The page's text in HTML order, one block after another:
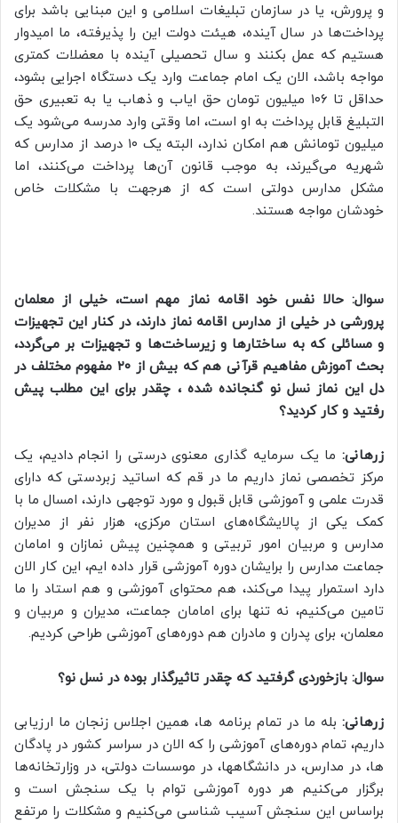
و پرورش، یا در سازمان تبلیغات اسلامی و این مبنایی باشد برای
پرداخت‌ها در سال آینده، هیئت دولت این را پذیرفته، ما امیدوار
هستیم که عمل بکنند و سال تحصیلی آینده با معضلات کمتری
مواجه باشد، الان یک امام جماعت وارد یک دستگاه اجرایی بشود،
حداقل تا ۱۰۶ میلیون تومان حق ایاب و ذهاب یا به تعبیری حق
التبلیغ قابل پرداخت به او است، اما وقتی وارد مدرسه می‌شود یک
میلیون تومانش هم امکان ندارد، البته یک ۱۰ درصد از مدارس که
شهریه می‌گیرند، به موجب قانون آن‌ها پرداخت می‌کنند، اما
مشکل مدارس دولتی است که از هرجهت با مشکلات خاص
خودشان مواجه هستند.
سوال: حالا نفس خود اقامه نماز مهم است، خیلی از معلمان
پرورشی در خیلی از مدارس اقامه نماز دارند، در کنار این تجهیزات
و مسائلی که به ساختار‌ها و زیرساخت‌ها و تجهیزات بر می‌گردد،
بحث آموزش مفاهیم قرآنی هم که بیش از ۲۰ مفهوم مختلف در
دل این نماز نسل نو گنجانده شده ، چقدر برای این مطلب پیش
رفتید و کار کردید؟
زرهانی: ما یک سرمایه گذاری معنوی درستی را انجام دادیم، یک
مرکز تخصصی نماز داریم ما در قم که اساتید زبردستی که دارای
قدرت علمی و آموزشی قابل قبول و مورد توجهی دارند، امسال ما با
کمک یکی از پالایشگاه‌های استان مرکزی، هزار نفر از مدیران
مدارس و مربیان امور تربیتی و همچنین پیش نمازان و امامان
جماعت مدارس را برایشان دوره آموزشی قرار داده ایم، این کار الان
دارد استمرار پیدا می‌کند، هم محتوای آموزشی و هم استاد را ما
تامین می‌کنیم، نه تنها برای امامان جماعت، مدیران و مربیان و
معلمان، برای پدران و مادران هم دوره‌های آموزشی طراحی کردیم.
سوال: بازخوردی گرفتید که چقدر تاثیرگذار بوده در نسل نو؟
زرهانی: بله ما در تمام برنامه ها، همین اجلاس زنجان ما ارزیابی
داریم، تمام دوره‌های آموزشی را که الان در سراسر کشور در پادگان
ها، در مدارس، در دانشگاهها، در موسسات دولتی، در وزارتخانه‌ها
برگزار می‌کنیم هر دوره آموزشی توام با یک سنجش است و
براساس این سنجش آسیب شناسی می‌کنیم و مشکلات را مرتفع